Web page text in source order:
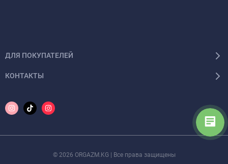
ДЛЯ ПОКУПАТЕЛЕЙ
КОНТАКТЫ
© 2026 ORGAZM.KG | Все права защищены